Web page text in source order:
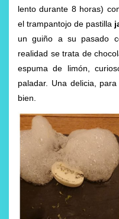
lento durante 8 horas)
el trampantojo de pastilla
un guiño a su pasado
realidad se trata de
espuma de limón,
paladar. Una delicia,
bien.